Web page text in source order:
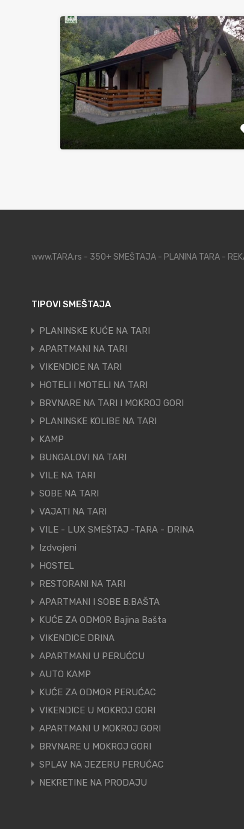
www.TARA.rs - 350+ SMEŠTAJA - PLANINA TARA -
TIPOVI SMEŠTAJA
PLANINSKE KUĆE NA TARI
APARTMANI NA TARI
VIKENDICE NA TARI
HOTELI I MOTELI NA TARI
BRVNARE NA TARI I MOKROJ GORI
PLANINSKE KOLIBE NA TARI
KAMP
BUNGALOVI NA TARI
VILE NA TARI
SOBE NA TARI
VAJATI NA TARI
VILE - LUX SMEŠTAJ -TARA - DRINA
Izdvojeni
HOSTEL
RESTORANI NA TARI
APARTMANI I SOBE B.BAŠTA
KUĆE ZA ODMOR Bajina Bašta
VIKENDICE DRINA
APARTMANI U PERUĆCU
AUTO KAMP
KUĆE ZA ODMOR PERUĆAC
VIKENDICE U MOKROJ GORI
APARTMANI U MOKROJ GORI
BRVNARE U MOKROJ GORI
SPLAV NA JEZERU PERUĆAC
NEKRETINE NA PRODAJU